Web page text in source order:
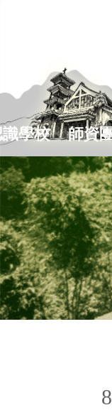
區
學校 師資